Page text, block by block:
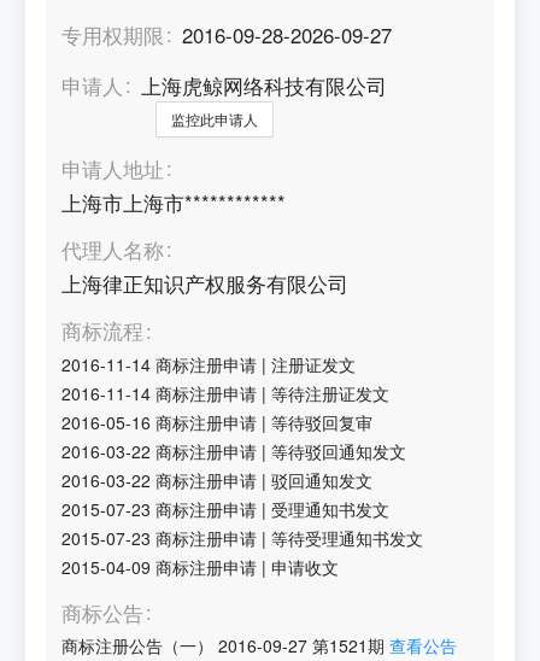
专用权期限
2016-09-28-2026-09-27
申请人
上海虎鲸网络科技有限公司
监控此申请人
申请人地址
上海市上海市************
代理人名称
上海律正知识产权服务有限公司
商标流程
2016-11-14 商标注册申请 |注册证发文
2016-11-14 商标注册申请 |等待注册证发文
2016-05-16 商标注册申请 |等待驳回复审
2016-03-22 商标注册申请 |等待驳回通知发文
2016-03-22 商标注册申请 |驳回通知发文
2015-07-23 商标注册申请 |受理通知书发文
2015-07-23 商标注册申请 |等待受理通知书发文
2015-04-09 商标注册申请 |申请收文
商标公告
商标注册公告（一） 2016-09-27 第1521期 查看公告